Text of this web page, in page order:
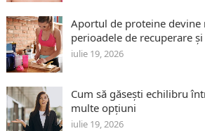
Aportul de proteine
perioadele de recuperare
iulie 19, 2026
Cum să găsești echilibru
multe opțiuni
iulie 19, 2026